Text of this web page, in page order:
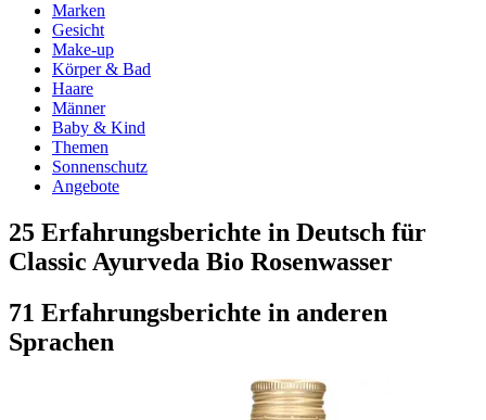
Marken
Gesicht
Make-up
Körper & Bad
Haare
Männer
Baby & Kind
Themen
Sonnenschutz
Angebote
25 Erfahrungsberichte in Deutsch für
Classic Ayurveda Bio Rosenwasser
71 Erfahrungsberichte in anderen
Sprachen